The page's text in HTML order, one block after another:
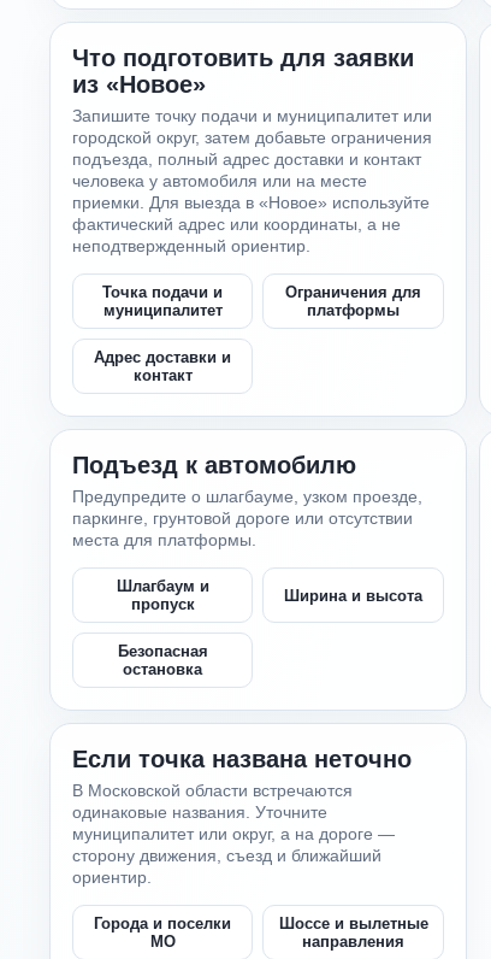
Что подготовить для заявки
из «Новое»
Запишите точку подачи и муниципалитет или
городской округ, затем добавьте ограничения
подъезда, полный адрес доставки и контакт
человека у автомобиля или на месте
приемки. Для выезда в «Новое» используйте
фактический адрес или координаты, а не
неподтвержденный ориентир.
Точка подачи и
муниципалитет
Ограничения для
платформы
Адрес доставки и
контакт
Подъезд к автомобилю
Предупредите о шлагбауме, узком проезде,
паркинге, грунтовой дороге или отсутствии
места для платформы.
Шлагбаум и
пропуск
Ширина и высота
Безопасная
остановка
Если точка названа неточно
В Московской области встречаются
одинаковые названия. Уточните
муниципалитет или округ, а на дороге —
сторону движения, съезд и ближайший
ориентир.
Города и поселки
МО
Шоссе и вылетные
направления